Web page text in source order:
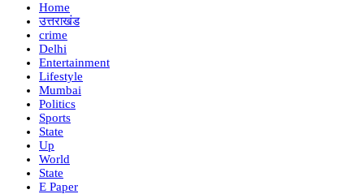
Home
उत्तराखंड
crime
Delhi
Entertainment
Lifestyle
Mumbai
Politics
Sports
State
Up
World
State
E Paper